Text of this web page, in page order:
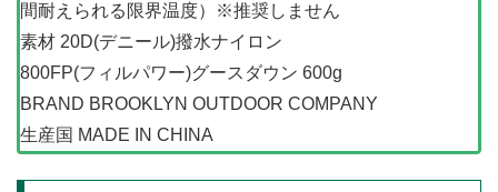
間耐えられる限界温度）※推奨しません
素材 20D(デニール)撥水ナイロン
800FP(フィルパワー)グースダウン 600g
BRAND BROOKLYN OUTDOOR COMPANY
生産国 MADE IN CHINA